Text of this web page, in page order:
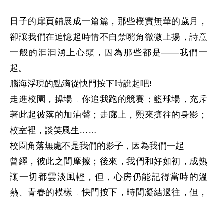
日子的扉頁鋪展成一篇篇，那些樸實無華的歲月，
卻讓我們在追憶起時情不自禁嘴角微微上揚，詩意
一般的汩汩湧上心頭，因為那些都是——我們一
起。
腦海浮現的點滴從快門按下時說起吧!
走進校園，操場，你追我跑的競賽；籃球場，充斥
著此起彼落的加油聲；走廊上，熙來攘往的身影；
校室裡，談笑風生……
校園角落無處不是我們的影子，因為我們一起
曾經，彼此之間摩擦；後來，我們和好如初，成熟
讓一切都雲淡風輕，但，心房仍能記得當時的溫
熱、青春的模樣，快門按下，時間凝結過往，但，